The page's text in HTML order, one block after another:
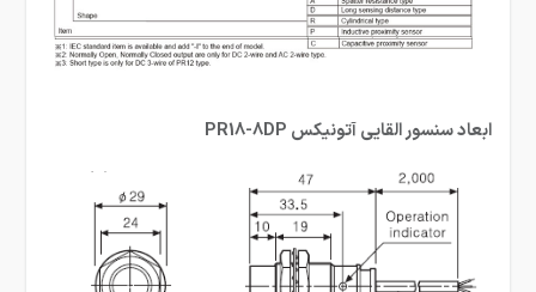
ابعاد سنسور القایی آتونیکس PR18-8DP